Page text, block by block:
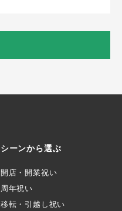
シーンから選ぶ
開店・開業祝い
周年祝い
移転・引越し祝い